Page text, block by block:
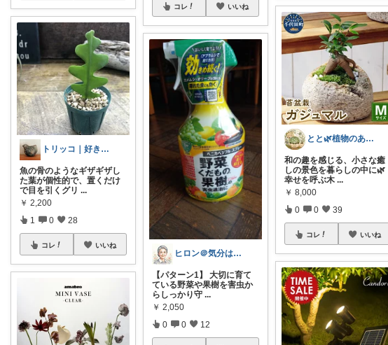
トリッコ｜好きな雑貨・インテリア
魚の骨のようなギザギザし
た葉が個性的で、置くだけ
で目を引くグリ ...
￥ 2,200
1 0 28
コレ いいね
コレ いいね
ヒロン＠気分はヤング、シニア世代
【パターン1】 大切に育て
ている野菜や果樹を害虫か
らしっかり守 ...
￥ 2,050
0 0 12
とと🌿植物のある暮らし
和の趣を感じる、小さな癒
しの景色を暮らしの中に🌿
幸せを呼ぶ木 ...
￥ 8,000
0 0 39
コレ いいね